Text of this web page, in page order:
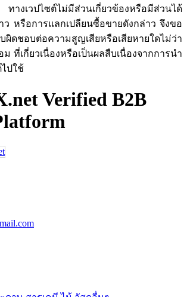
ทางเวปไซต์ไม่มีส่วนเกี่ยวข้องหรือมีส่วนได้
ว หรือการแลกเปลียนซื้อขายดังกล่าว จึงขอ
ผิดชอบต่อความสูญเสียหรือเสียหายใดไม่ว่า
ที่เกี่ยวเนื่องหรือเป็นผลสืบเนื่องจากการนำ
ปใช้
Verified B2B